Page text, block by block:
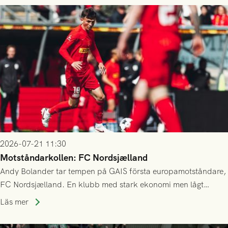
2026-07-21 11:30
Motståndarkollen: FC Nordsjælland
Andy Bolander tar tempen på GAIS första europamotståndare,
FC Nordsjælland. En klubb med stark ekonomi men lågt
publiksnitt, ett lag med både kollektiv styrka och individuell
Läs mer